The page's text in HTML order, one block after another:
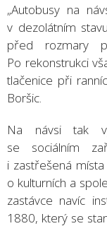
„Autobusy na
v dezolátním
před rozmary
Po rekonstrukci
tlačenice při
Boršic.
Na návsi tak
se sociálním
i zastřešená
o kulturních a
zastávce navíc
1880, který se